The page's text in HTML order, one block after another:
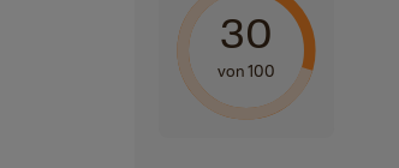
30
von 100